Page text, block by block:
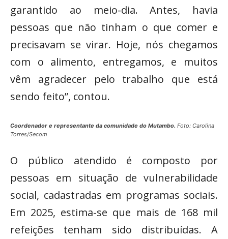
garantido ao meio-dia. Antes, havia
pessoas que não tinham o que comer e
precisavam se virar. Hoje, nós chegamos
com o alimento, entregamos, e muitos
vêm agradecer pelo trabalho que está
sendo feito”, contou.
Coordenador e representante da comunidade do Mutambo. Foto: Carolina
Torres/Secom
O público atendido é composto por
pessoas em situação de vulnerabilidade
social, cadastradas em programas sociais.
Em 2025, estima-se que mais de 168 mil
refeições tenham sido distribuídas. A